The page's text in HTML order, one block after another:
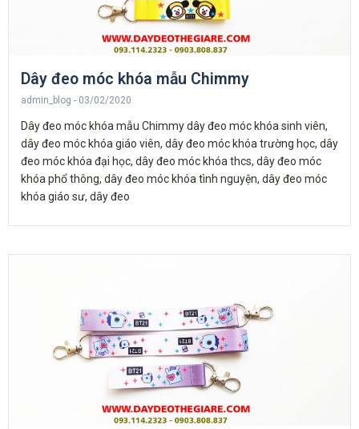
Dây đeo móc khóa mẫu Chimmy
admin_blog 03/02/2020
Dây đeo móc khóa mẫu Chimmy dây đeo móc khóa sinh viên,
dây đeo móc khóa giáo viên, dây đeo móc khóa trường học, dây
đeo móc khóa đại học, dây đeo móc khóa thcs, dây đeo móc
khóa phổ thông, dây đeo móc khóa tình nguyện, dây đeo móc
khóa giáo sư, dây đeo